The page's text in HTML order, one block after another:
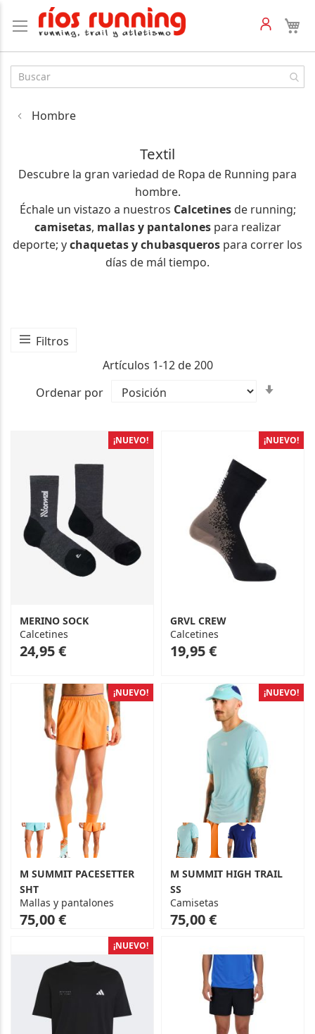
Hombre
Textil
Descubre la gran variedad de Ropa de Running para
hombre.
Échale un vistazo a nuestros Calcetinesde running;
camisetas, mallas y pantalonespara realizar
deporte; ychaquetas y chubasqueros para correr los
días de mál tiempo.
Artículos 1-12de200
Ordenar por
¡NUEVO!
MERINO SOCK
Calcetines
As
low
24,95 €
¡NUEVO!
GRVL CREW
Calcetines
As
low
19,95 €
¡NUEVO!
M SUMMIT PACESETTER
SHT
Mallas y pantalones
75,00 €
¡NUEVO!
M SUMMIT HIGH TRAIL
SS
Camisetas
75,00 €
¡NUEVO!
Filtros